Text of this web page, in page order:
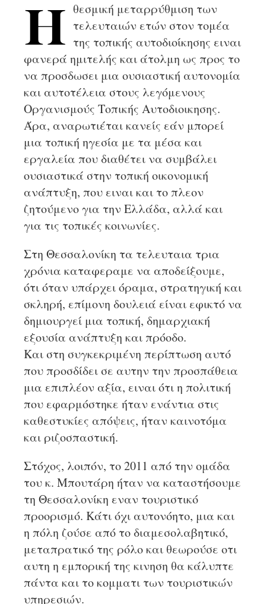
Η θεσμική μεταρρύθμιση των
τελευταιών ετών στον τομέα
της τοπικής αυτοδιοίκησης ειναι
φανερά ημιτελής και άτολμη ως προς το
να προσδωσει μια ουσιαστική αυτονομία
και αυτοτέλεια στους λεγόμενους
Οργανισμούς Τοπικής Αυτοδιοικησης.
Άρα, αναρωτιέται κανείς εάν μπορεί
μια τοπική ηγεσία με τα μέσα και
εργαλεία που διαθέτει να συμβάλει
ουσιαστικά στην τοπική οικονομική
ανάπτυξη, που ειναι και το πλεον
ζητούμενο για την Ελλάδα, αλλά και
για τις τοπικές κοινωνίες.
Στη Θεσσαλονίκη τα τελευταια τρια
χρόνια καταφεραμε να αποδείξουμε,
ότι όταν υπάρχει όραμα, στρατηγική και
σκληρή, επίμονη δουλειά είναι εφικτό να
δημιουργεί μια τοπική, δημαρχιακή
εξουσία ανάπτυξη και πρόοδο.
Και στη συγκεκριμένη περίπτωση αυτό
που προσδίδει σε αυτην την προσπάθεια
μια επιπλέον αξία, ειναι ότι η πολιτική
που εφαρμόστηκε ήταν ενάντια στις
καθεστυκίες απόψεις, ήταν καινοτόμα
και ριζοσπαστική.
Στόχος, λοιπόν, το 2011 από την ομάδα
του κ. Μπουτάρη ήταν να καταστήσουμε
τη Θεσσαλονίκη εναν τουριστικό
προορισμό. Κάτι όχι αυτονόητο, μια και
η πόλη ζούσε από το διαμεσολαβητικό,
μεταπρατικό της ρόλο και θεωρούσε οτι
αυτη η εμπορική της κινηση θα κάλυπτε
πάντα και το κομματι των τουριστικών
υπηρεσιών.